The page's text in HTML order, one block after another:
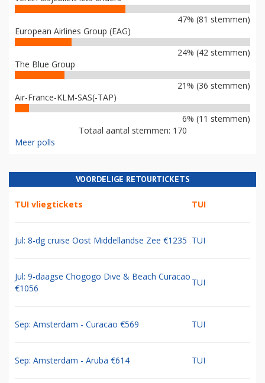
47% (81 stemmen)
European Airlines Group (EAG)
24% (42 stemmen)
The Blue Group
21% (36 stemmen)
Air-France-KLM-SAS(-TAP)
6% (11 stemmen)
Totaal aantal stemmen: 170
Meer polls
VOORDELIGE RETOURTICKETS
TUI vliegtickets TUI
Jul: 8-dg cruise Oost Middellandse Zee €1235 TUI
Jul: 9-daagse Chogogo Dive & Beach Curacao
€1056
TUI
Sep: Amsterdam - Curacao €569 TUI
Sep: Amsterdam - Aruba €614 TUI